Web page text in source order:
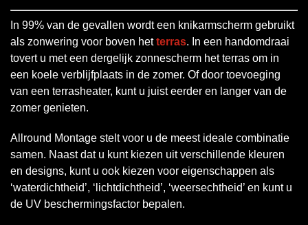
In 99% van de gevallen wordt een knikarmscherm gebruikt
als zonwering voor boven hetterras. In een handomdraai
tovert u met een dergelijk zonnescherm het terras om in
een koele verblijfplaats in de zomer. Of door toevoeging
van een terrasheater, kunt u juist eerder en langer van de
zomer genieten.
Allround Montage stelt voor u de meest ideale combinatie
samen. Naast dat u kunt kiezen uit verschillende kleuren
en designs, kunt u ook kiezen voor eigenschappen als
‘waterdichtheid’, ‘lichtdichtheid’, ‘weersechtheid’ en kunt u
de UV beschermingsfactor bepalen.